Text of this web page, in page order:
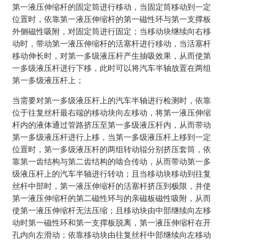
第一液压伸缩杆的固定筒进行移动，当固定筒移动到一定
位置时，依靠第一液压伸缩杆的第一磁性环与第一支撑板
外侧磁性吸附，对固定筒进行固定；当移动块继续向右移
动时，带动第一液压伸缩杆的活塞杆进行移动，当活塞杆
移动伸长时，对第一多级液压杆产生抽吸效果，从而使第
一多级液压杆进行下移，此时可以将汽车半轴放置在两组
第一多级液压杆上；
当需要对第一多级液压杆上的汽车半轴进行检测时，依靠
位于往复丝杆最右端的移动块向左移动，将第一液压伸缩
杆内的液体通过管路挤压至第一多级液压杆内，从而带动
第一多级液压杆进行上移，当第一多级液压杆上移到一定
位置时，第一多级液压杆的两组转动辊分别挤压套筒，依
靠第一齿结构与第二齿结构的啮合传动，从而带动第一多
级液压杆上的汽车半轴进行转动；且当移动块移动到往复
丝杆中部时，第一液压伸缩杆的活塞杆挤压到极限，并使
第一液压伸缩杆的第二磁性环与的亲磁板磁性吸附，从而
使第一液压伸缩杆无法压缩；且移动块由中部继续向左移
动时第一磁性环和第一支撑板脱离，第一液压伸缩杆在开
孔内向左滑动；依靠移动块由往复丝杆中部继续向左移动